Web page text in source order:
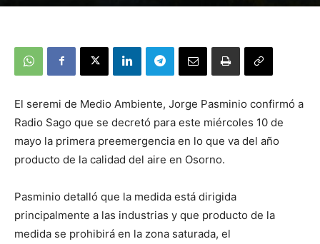
El seremi de Medio Ambiente, Jorge Pasminio confirmó a
Radio Sago que se decretó para este miércoles 10 de
mayo la primera preemergencia en lo que va del año
producto de la calidad del aire en Osorno.
Pasminio detalló que la medida está dirigida
principalmente a las industrias y que producto de la
medida se prohibirá en la zona saturada, el